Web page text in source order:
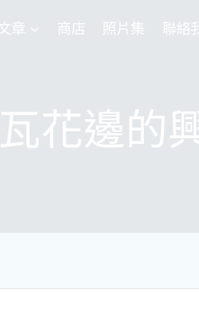
章 商店 照片集 聯絡
花邊的